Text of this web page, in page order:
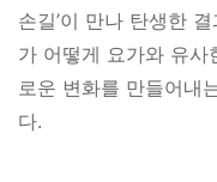
손길’이 만나 탄생한
가 어떻게 요가와 유
로운 변화를 만들어내
다.